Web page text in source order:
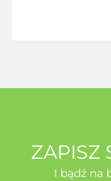
ZAPISZ
I bądź na